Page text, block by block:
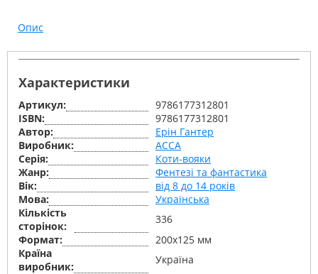
Опис
Характеристики
Артикул:
9786177312801
ISBN:
9786177312801
Автор:
Ерін Гантер
Виробник:
АССА
Серiя:
Коти-вояки
Жанр:
Фентезі та фантастика
Вік:
від 8 до 14 років
Мова:
Українська
Кількість
сторінок:
336
Формат:
200х125 мм
Країна
виробник:
Україна